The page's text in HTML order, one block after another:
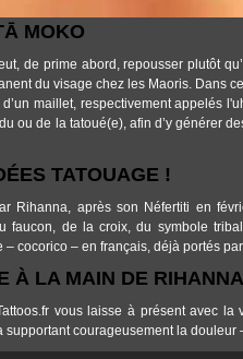
MOKO
de prime abord, repousser plutôt
du visage chez les Maoris. Dans
maillet, respectivement appelés
ou de la tatoué(e), afin d’y générer
TATOUAGE !
Rihanna, après son Néfertiti en
faucon, de la croix, du symbole
cocorico – en français, déjà portés
À LA MAIN DE RIHANNA
vous laisse à présent avec la
supportant courageusement la douleur